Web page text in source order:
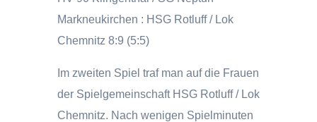
Markneukirchen : HSG Rotluff / Lok
Chemnitz 8:9 (5:5)
Im zweiten Spiel traf man auf die Frauen
der Spielgemeinschaft HSG Rotluff / Lok
Chemnitz. Nach wenigen Spielminuten